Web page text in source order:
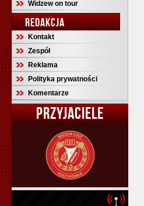
Widzew on tour
REDAKCJA
Kontakt
Zespół
Reklama
Polityka prywatności
Komentarze
PRZYJACIELE